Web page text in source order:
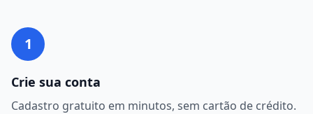
1
Crie sua conta
Cadastro gratuito em minutos, sem cartão de crédito.